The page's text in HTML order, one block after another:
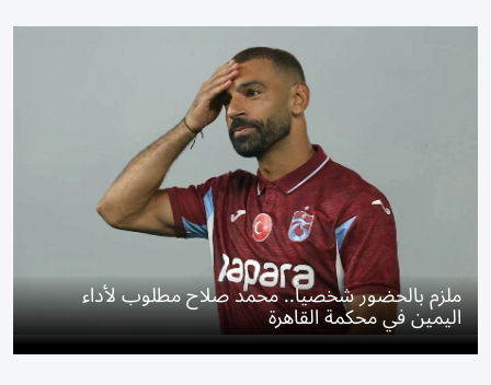
ملزم بالحضور شخصياً.. محمد صلاح مطلوب لأداء
اليمين في محكمة القاهرة